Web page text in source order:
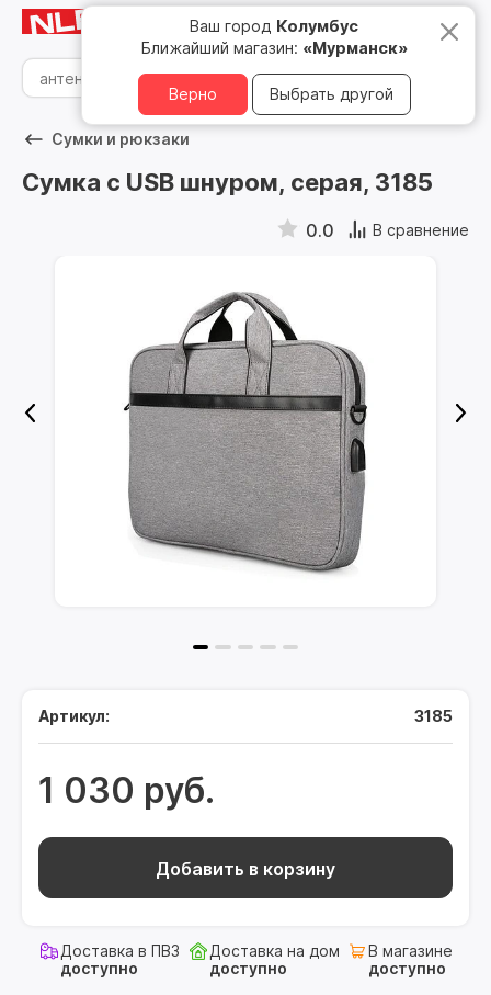
Мурманск
Ваш город Колумбус
Ближайший магазин: «Мурманск»
Верно Выбрать другой
8 800 500 05 15
Сумки и рюкзаки
Сумка с USB шнуром, серая, 3185
0.0 В сравнение
Артикул: 3185
1 030 руб.
Добавить в корзину
Доставка в ПВЗ
доступно
Доставка на дом
доступно
В магазине
доступно